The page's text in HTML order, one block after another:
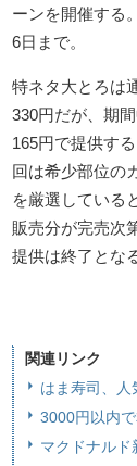
ーンを開催する
6日まで。
特ネタ大とろは
330円だが、期
165円で提供す
回は希少部位の
を厳選している
販売分が完売次
提供は終了とな
関連リンク
はま寿司、人
3000円以内
マクドナル